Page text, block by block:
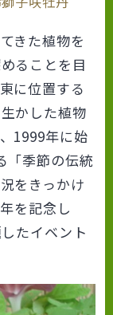
きた植物を
ることを目
に位置する
かした植物
1999年に始
「季節の伝統
をきっかけ
を記念し
たイベント